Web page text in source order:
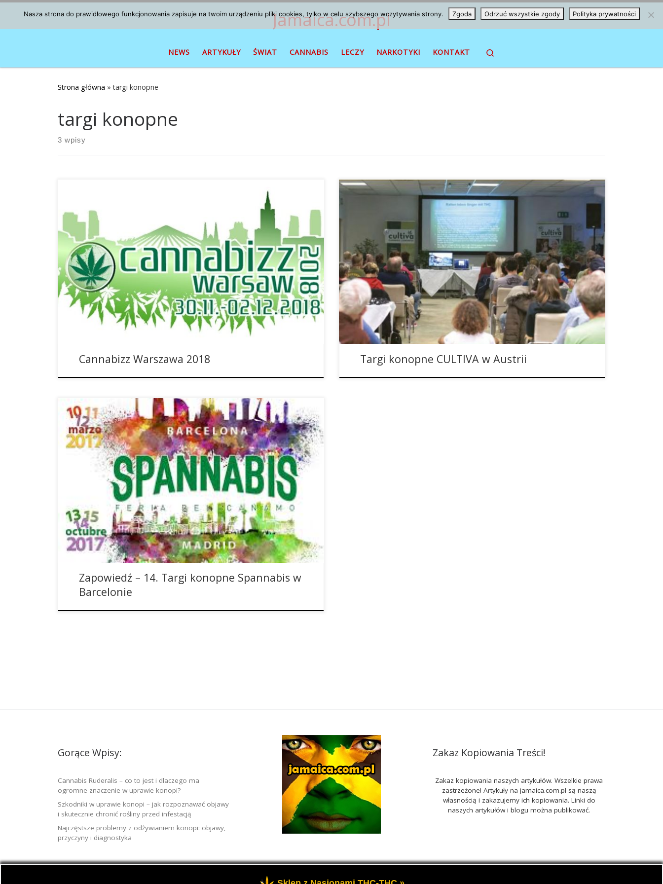
Przejdź do treści Jamaica.com.pl
NEWS ARTYKUŁY ŚWIAT CANNABIS LECZY NARKOTYKI KONTAKT
Strona główna » targi konopne
targi konopne
3 wpisy
W Warszawie odbędą się drugie z kolei targi konopne Cannabizz. I to już
niedługo, bo w pierwszy weekend grudnia. W zeszłym roku przedsięwzięcie
wywołało dosyć pozytywne wrażenia, dlatego zdecydowano się na jego drugą
serię. Od 30.11. do 02.12.2018 roku w Warszawie będzie można z bliska
przyjrzeć się przemysłowi konopnemu i […]
Cannabizz Warszawa 2018
Już po raz jedenasty w Austrii odbędą się targi konopne CULTIVA. Około 150
wystawców zaprezentuje w Eventpyramide Vösendorf nieopodal Wiednia, na
łącznej powierzchni 6.000 metrów kwadratowych najnowsze trendy ostatnich
miesięcy w dziedzinie konopi jako rośliny uprawnej oraz leczniczej. A ogród
botaniczny mieszczący się w wysokiej na 42 metry i zajmującej […]
Targi konopne CULTIVA w Austrii
14. targi konopne Spannabis odbędą się od 10 do 13 marca 2017 roku. Są
obowiązkowe dla wszystkich, którzy wykazują się specjalnym
zainteresowaniem licznymi produktami i nowościami konopnymi. Te, według
organizatora, największe targi konopne na świecie zapraszają od 10 do 13
marca 2017 roku wszystkich przyjaciół konopi ze wszystkich krajów świata […]
Zapowiedź – 14. Targi konopne Spannabis w
Barcelonie
Gorące Wpisy:
Cannabis Ruderalis – co to jest i dlaczego ma
ogromne znaczenie w uprawie konopi?
Szkodniki w uprawie konopi – jak rozpoznawać objawy
i skutecznie chronić rośliny przed infestacją
Najczęstsze problemy z odżywianiem konopi: objawy,
przyczyny i diagnostyka
Zakaz Kopiowania Treści!
Zakaz kopiowania naszych artykułów. Wszelkie prawa
zastrzeżone! Artykuły na jamaica.com.pl są naszą
własnością i zakazujemy ich kopiowania. Linki do
naszych artykułów i blogu można publikować.
Nasza strona do prawidłowego funkcjonowania zapisuje na twoim urządzeniu pliki cookies, tylko w celu szybszego wczytywania strony. Zgoda Odrzuć wszystkie zgody Polityka prywatności